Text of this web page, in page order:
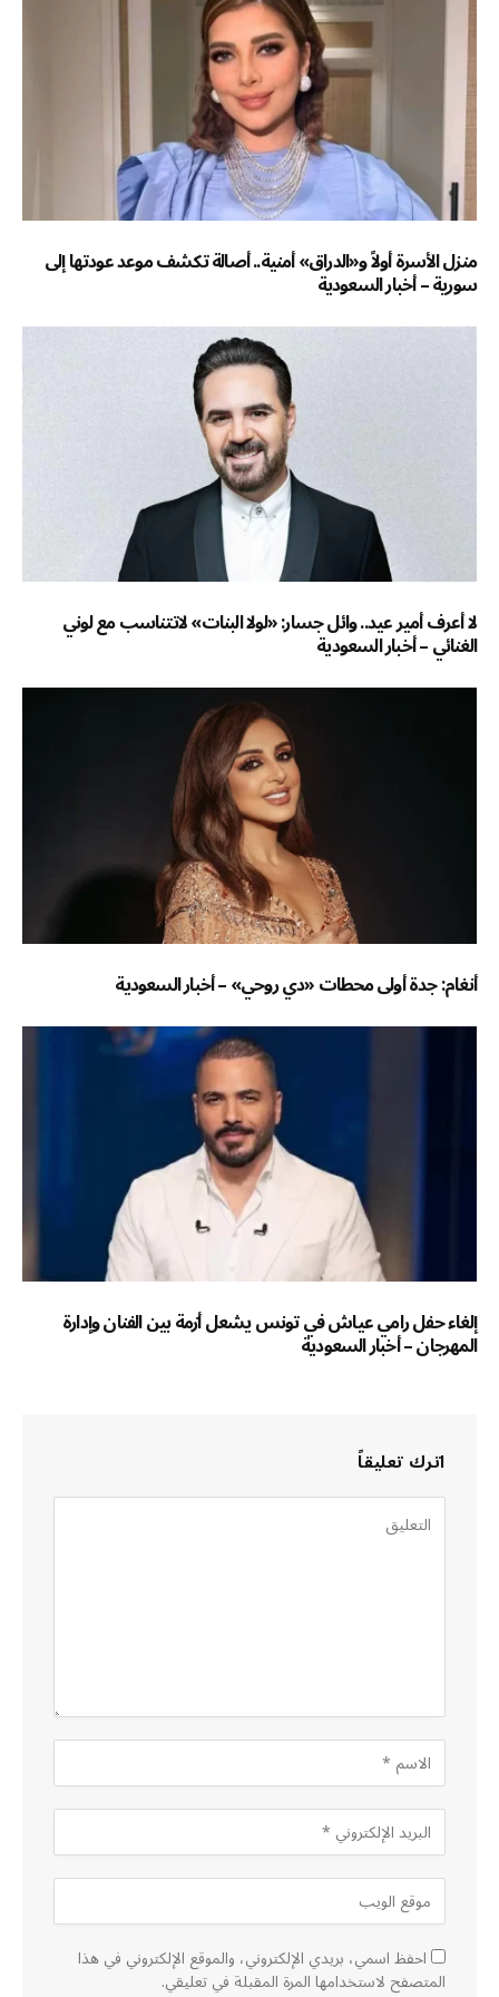
منزل الأسرة أولاً و«الدراق» أمنية.. أصالة تكشف موعد عودتها إلى
سورية – أخبار السعودية
لا أعرف أمير عيد.. وائل جسار: «لولا البنات» لاتتناسب مع لوني
الغنائي – أخبار السعودية
أنغام: جدة أولى محطات «دي روحي» – أخبار السعودية
إلغاء حفل رامي عياش في تونس يشعل أزمة بين الفنان وإدارة
المهرجان – أخبار السعودية
اترك تعليقاً
احفظ اسمي، بريدي الإلكتروني، والموقع الإلكتروني في هذا
المتصفح لاستخدامها المرة المقبلة في تعليقي.